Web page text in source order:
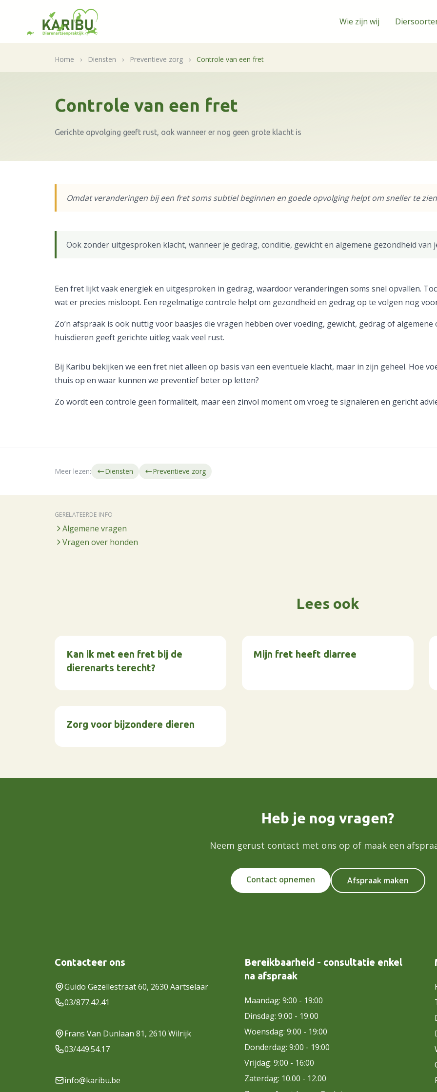
Wie zijn wij
Home › Diensten › Preventieve zorg › Controle van een fret
Controle van een fret
Gerichte opvolging geeft rust, ook wanneer er nog geen grote klacht is
Omdat veranderingen bij een fret soms subtiel beginnen en goede opvolging helpt om sneller te
Ook zonder uitgesproken klacht, wanneer je gedrag, conditie, gewicht en algemene gezondheid
Een fret lijkt vaak energiek en uitgesproken in gedrag, waardoor veranderingen soms snel opvallen.
wat er precies misloopt. Een regelmatige controle helpt om gezondheid en gedrag op te volgen nog
Zo’n afspraak is ook nuttig voor baasjes die vragen hebben over voeding, gewicht, gedrag of
huisdieren geeft gerichte uitleg vaak veel rust.
Bij Karibu bekijken we een fret niet alleen op basis van een eventuele klacht, maar in zijn geheel. Hoe
thuis op en waar kunnen we preventief beter op letten?
Zo wordt een controle geen formaliteit, maar een zinvol moment om vroeg te signaleren en gericht
Meer lezen: Diensten Preventieve zorg
GERELATEERDE INFO
Algemene vragen
Vragen over honden
Lees ook
Kan ik met een fret bij de
dierenarts terecht?
Mijn fret heeft diarree
Zorg voor bijzondere dieren
Heb je nog vragen?
Neem gerust contact met ons op of maak een
Contact opnemen Afspraak maken
Contacteer ons
Guido Gezellestraat 60, 2630 Aartselaar
03/877.42.41
Frans Van Dunlaan 81, 2610 Wilrijk
03/449.54.17
info@karibu.be
Bereikbaarheid - consultatie enkel
na afspraak
Maandag: 9:00 - 19:00
Dinsdag: 9:00 - 19:00
Woensdag: 9:00 - 19:00
Donderdag: 9:00 - 19:00
Vrijdag: 9:00 - 16:00
Zaterdag: 10.00 - 12.00